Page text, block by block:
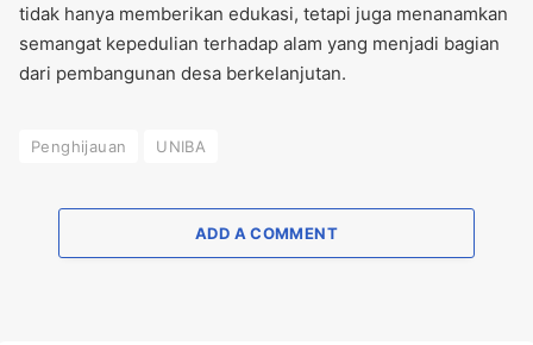
tidak hanya memberikan edukasi, tetapi juga menanamkan
semangat kepedulian terhadap alam yang menjadi bagian
dari pembangunan desa berkelanjutan.
Penghijauan UNIBA
ADD A COMMENT